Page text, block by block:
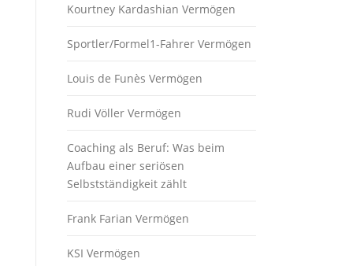
Kourtney Kardashian Vermögen
Sportler/Formel1-Fahrer Vermögen
Louis de Funès Vermögen
Rudi Völler Vermögen
Coaching als Beruf: Was beim
Aufbau einer seriösen
Selbstständigkeit zählt
Frank Farian Vermögen
KSI Vermögen